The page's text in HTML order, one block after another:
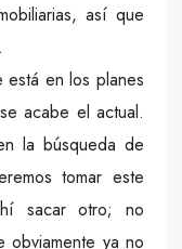
así que
en los planes
acabe el actual.
la búsqueda de
tomar este
sacar otro; no
obviamente ya no